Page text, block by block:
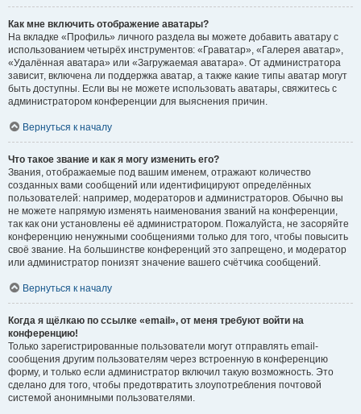
Как мне включить отображение аватары?
На вкладке «Профиль» личного раздела вы можете добавить аватару с
использованием четырёх инструментов: «Граватар», «Галерея аватар»,
«Удалённая аватара» или «Загружаемая аватара». От администратора
зависит, включена ли поддержка аватар, а также какие типы аватар могут
быть доступны. Если вы не можете использовать аватары, свяжитесь с
администратором конференции для выяснения причин.
Вернуться к началу
Что такое звание и как я могу изменить его?
Звания, отображаемые под вашим именем, отражают количество
созданных вами сообщений или идентифицируют определённых
пользователей: например, модераторов и администраторов. Обычно вы
не можете напрямую изменять наименования званий на конференции,
так как они установлены её администратором. Пожалуйста, не засоряйте
конференцию ненужными сообщениями только для того, чтобы повысить
своё звание. На большинстве конференций это запрещено, и модератор
или администратор понизят значение вашего счётчика сообщений.
Вернуться к началу
Когда я щёлкаю по ссылке «email», от меня требуют войти на
конференцию!
Только зарегистрированные пользователи могут отправлять email-
сообщения другим пользователям через встроенную в конференцию
форму, и только если администратор включил такую возможность. Это
сделано для того, чтобы предотвратить злоупотребления почтовой
системой анонимными пользователями.